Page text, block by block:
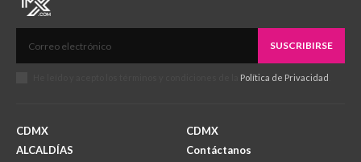
SUSCRIBIRSE
Política de Privacidad
CDMX
ALCALDÍAS
CDMX
Contáctanos